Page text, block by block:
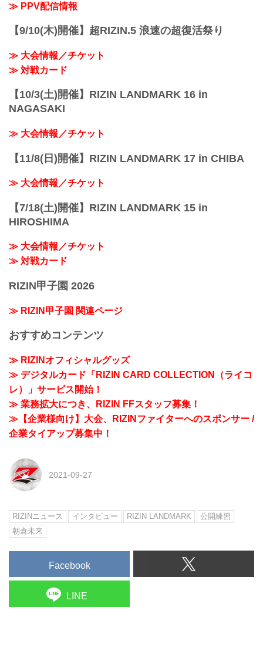
+WEED presents RI...
≫ PPV配信情報
【9/10(木)開催】超RIZIN.5 浪速の超復活祭り
≫ 大会情報／チケット
≫ 対戦カード
【10/3(土)開催】RIZIN LANDMARK 16 in
NAGASAKI
≫ 大会情報／チケット
【11/8(日)開催】RIZIN LANDMARK 17 in CHIBA
≫ 大会情報／チケット
【7/18(土)開催】RIZIN LANDMARK 15 in
HIROSHIMA
≫ 大会情報／チケット
≫ 対戦カード
RIZIN甲子園 2026
≫ RIZIN甲子園 関連ページ
おすすめコンテンツ
≫ RIZINオフィシャルグッズ
≫ デジタルカード「RIZIN CARD COLLECTION（ライコ
レ）」サービス開始！
≫ 業務拡大につき、RIZIN FFスタッフ募集！
≫【企業様向け】大会、RIZINファイターへのスポンサー /
企業タイアップ募集中！
2021-09-27
RIZINニュース インタビュー RIZIN LANDMARK
公開練習
朝倉未来
Facebook
LINE